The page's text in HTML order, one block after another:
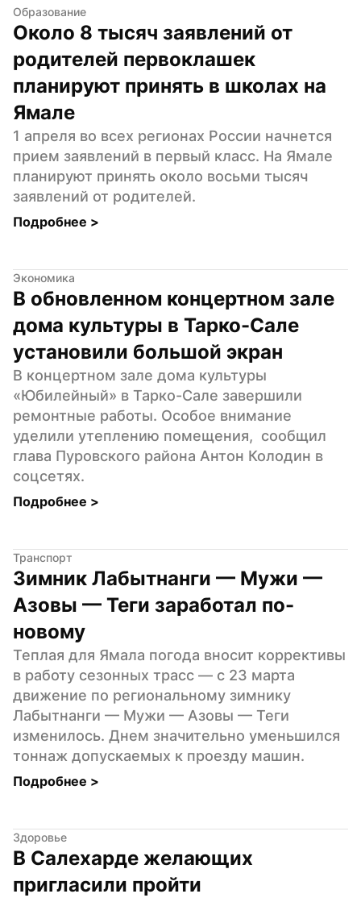
Образование
Около 8 тысяч заявлений от
родителей первоклашек
планируют принять в школах на
Ямале
1 апреля во всех регионах России начнется
прием заявлений в первый класс. На Ямале
планируют принять около восьми тысяч
заявлений от родителей.
Подробнее >
Экономика
В обновленном концертном зале
дома культуры в Тарко-Сале
установили большой экран
В концертном зале дома культуры
«Юбилейный» в Тарко-Сале завершили
ремонтные работы. Особое внимание
уделили утеплению помещения,  сообщил
глава Пуровского района Антон Колодин в
соцсетях.
Подробнее >
Транспорт
Зимник Лабытнанги — Мужи —
Азовы — Теги заработал по-
новому
Теплая для Ямала погода вносит коррективы
в работу сезонных трасс — с 23 марта
движение по региональному зимнику
Лабытнанги — Мужи — Азовы — Теги
изменилось. Днем значительно уменьшился
тоннаж допускаемых к проезду машин.
Подробнее >
Здоровье
В Салехарде желающих
пригласили пройти